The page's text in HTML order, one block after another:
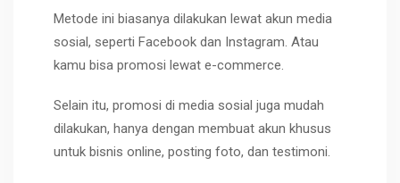
Metode ini biasanya dilakukan lewat akun media
sosial, seperti Facebook dan Instagram. Atau
kamu bisa promosi lewat e-commerce.
Selain itu, promosi di media sosial juga mudah
dilakukan, hanya dengan membuat akun khusus
untuk bisnis online, posting foto, dan testimoni.